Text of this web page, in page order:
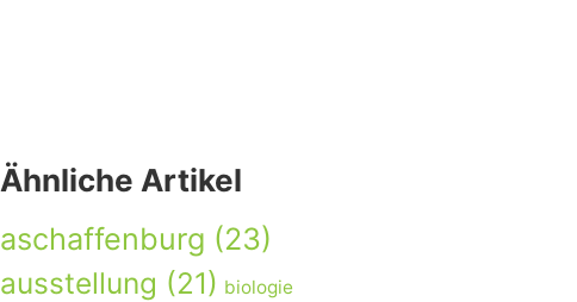
Ähnliche Artikel
aschaffenburg (23)
ausstellung (21) biologie